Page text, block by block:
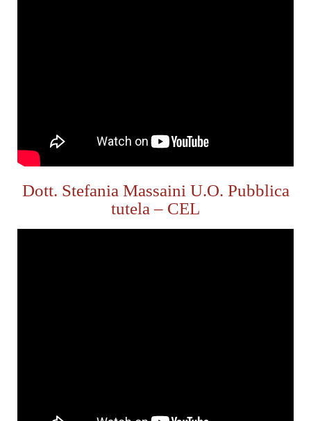
Dott. Stefania Massaini U.O. Pubblica
tutela – CEL